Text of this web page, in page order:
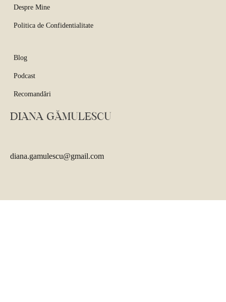
Despre Mine
Politica de Confidentialitate
Blog
Podcast
Recomandări
DIANA GĂMULESCU
diana.gamulescu@gmail.com